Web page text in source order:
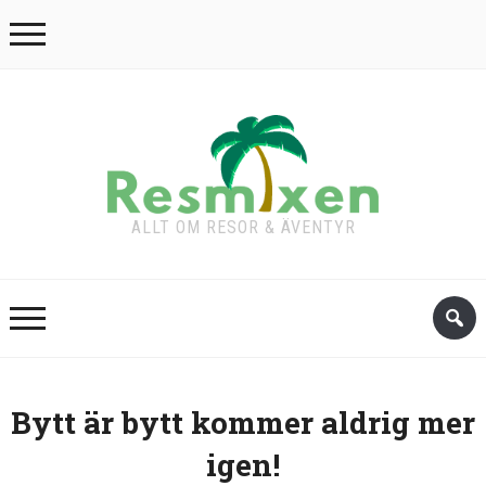
ALLT OM RESOR & ÄVENTYR
Bytt är bytt kommer aldrig mer
igen!